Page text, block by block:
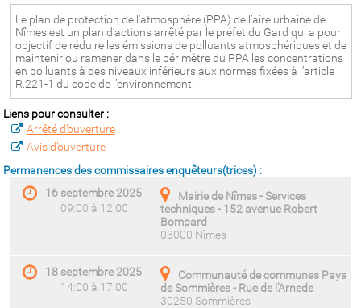
Le plan de protection de l'atmosphère (PPA) de l’aire urbaine de
Nîmes est un plan d’actions arrêté par le préfet du Gard qui a pour
objectif de réduire les émissions de polluants atmosphériques et de
maintenir ou ramener dans le périmètre du PPA les concentrations
en polluants à des niveaux inférieurs aux normes fixées à l’article
R.221-1 du code de l’environnement.
Liens pour consulter :
Arrêté d’ouverture
Avis d’ouverture
Permanences des commissaires enquêteurs(trices) :
16 septembre 2025
09:00 à 12:00
Mairie de Nîmes - Services
techniques - 152 avenue Robert
Bompard
03000 Nîmes
18 septembre 2025
14:00 à 17:00
Communauté de communes Pays
de Sommières - Rue de l’Arnede
30250 Sommières